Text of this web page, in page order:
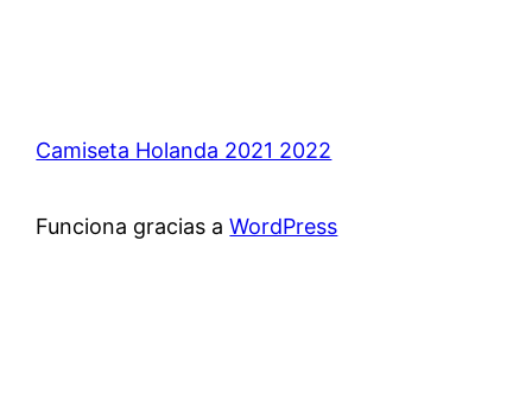
Camiseta Holanda 2021 2022
Funciona gracias aWordPress